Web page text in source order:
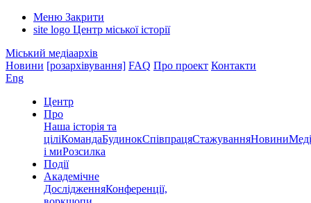
Меню Закрити
site logo Центр міської історії
Міський медіаархів
Новини [розархівування] FAQ Про проект Контакти
Eng
Центр
Про
Наша історія та
ціліКомандаБудинокСпівпрацяСтажуванняНовини
і миРозсилка
Події
Академічне
ДослідженняКонференції,